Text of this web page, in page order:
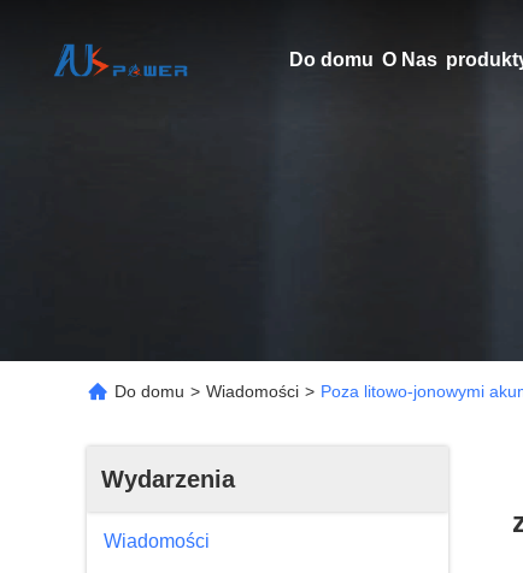
Do domu O Nas
Do domu > Wiadomości > Poza litowo-jonowymi
Wydarzenia
Wiadomości